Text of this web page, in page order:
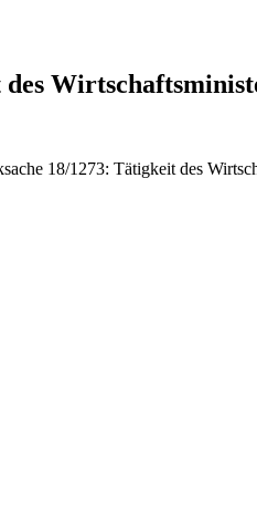
18/1273: Tätigkeit des